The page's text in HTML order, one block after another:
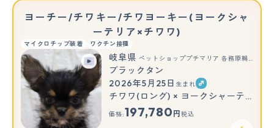
ヨーチー/チワキー/チワヨーキー(ヨークシャ
ーテリア×チワワ)
マイクロチップ装着 ワクチン接種
岐阜県 ペットショッププチマリア 各務原鵜沼店
ブラックタン
2026年5月25日 生まれ
チワワ(ロング) × ヨークシャーテリア
価格:197,780 円 税込